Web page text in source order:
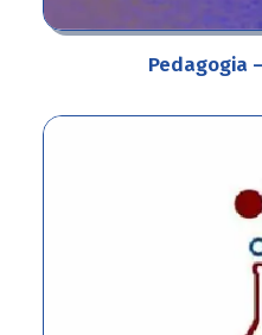
Pedagogia –